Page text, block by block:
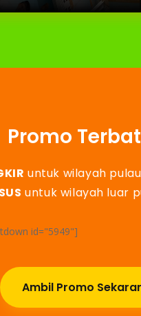
Promo
untuk wilayah
untuk wilayah luar
id="5949"]
Ambil Promo